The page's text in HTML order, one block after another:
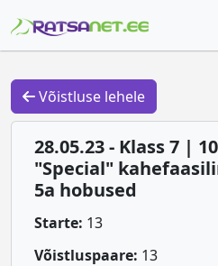
Võistluse lehele
28.05.23 - Klass 7 |
"Special"
5a hobused
Starte: 13
Võistluspaare: 13